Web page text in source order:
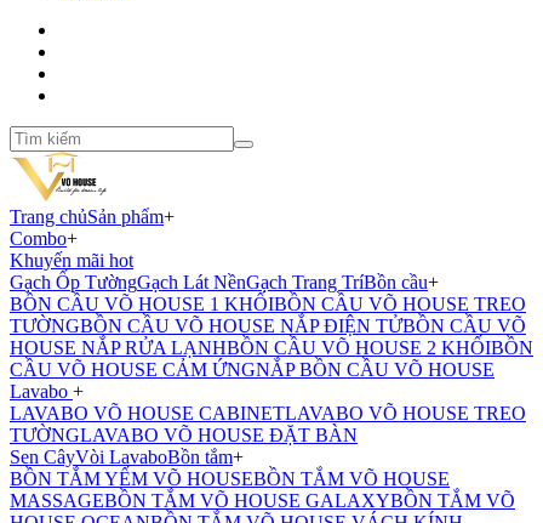
Trang chủSản phẩm+
Combo+
Khuyến mãi hot
Gạch Ốp TườngGạch Lát NềnGạch Trang TríBồn cầu+
BỒN CẦU VÕ HOUSE 1 KHỐIBỒN CẦU VÕ HOUSE TREO
TƯỜNGBỒN CẦU VÕ HOUSE NẮP ĐIỆN TỬBỒN CẦU VÕ
HOUSE NẮP RỬA LẠNHBỒN CẦU VÕ HOUSE 2 KHỐIBỒN
CẦU VÕ HOUSE CẢM ỨNGNẮP BỒN CẦU VÕ HOUSE
Lavabo +
LAVABO VÕ HOUSE CABINETLAVABO VÕ HOUSE TREO
TƯỜNGLAVABO VÕ HOUSE ĐẶT BÀN
Sen CâyVòi LavaboBồn tắm+
BỒN TẮM YẾM VÕ HOUSEBỒN TẮM VÕ HOUSE
MASSAGEBỒN TẮM VÕ HOUSE GALAXYBỒN TẮM VÕ